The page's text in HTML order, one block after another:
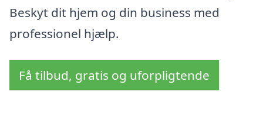
Beskyt dit hjem og din business med
professionel hjælp.
Få tilbud, gratis og uforpligtende